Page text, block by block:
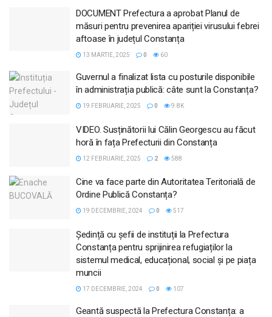
DOCUMENT Prefectura a aprobat Planul de
măsuri pentru prevenirea apariției virusului febrei
aftoase în județul Constanța
13 MARTIE, 2025 0 60
Guvernul a finalizat lista cu posturile disponibile
în administrația publică: câte sunt la Constanța?
19 FEBRUARIE, 2025 0 9.8K
VIDEO. Susținătorii lui Călin Georgescu au făcut
horă în fața Prefecturii din Constanța
12 FEBRUARIE, 2025 2 588
Cine va face parte din Autoritatea Teritorială de
Ordine Publică Constanța?
19 DECEMBRIE, 2024 0 517
Ședință cu șefii de instituții la Prefectura
Constanța pentru sprijinirea refugiaților la
sistemul medical, educațional, social și pe piața
muncii
17 DECEMBRIE, 2024 0 107
Geantă suspectă la Prefectura Constanța: a